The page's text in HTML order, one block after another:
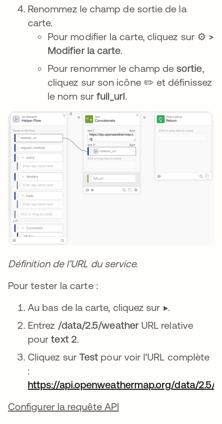
Renommez le champ de sortie de la
carte.
Pour modifier la carte, cliquez sur ⚙️ >
Modifier la carte.
Pour renommer le champ desortie,
cliquez sur son icône ✏️ et définissez
le nom sur full_url.
Définition de l’URL du service.
Pour tester la carte :
Au bas de la carte, cliquez sur ▶️.
Entrez /data/2.5/weatherURL relative
pourtext 2.
Cliquez sur Test pour voir l'URL complète
:
https://api.openweathermap.org/data/2.5/
Configurer la requête API